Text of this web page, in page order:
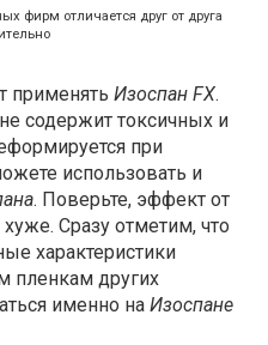
фирм отличается друг от друга
применять Изоспан FX.
содержит токсичных и
при
использовать и
. Поверьте, эффект от
Сразу отметим, что
характеристики
пленкам других
именно на Изоспане